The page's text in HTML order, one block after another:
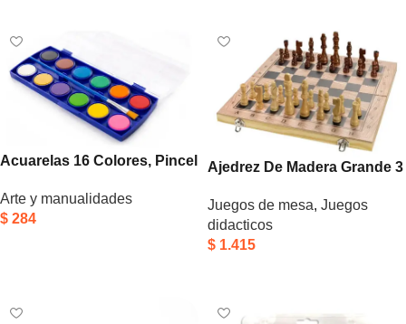
Acuarelas 16 Colores, Pincel
Arte y manualidades
$ 284
Ajedrez De Madera Grande 3
Backgammon 48cm
Juegos de mesa, Juegos
didacticos
$ 1.415